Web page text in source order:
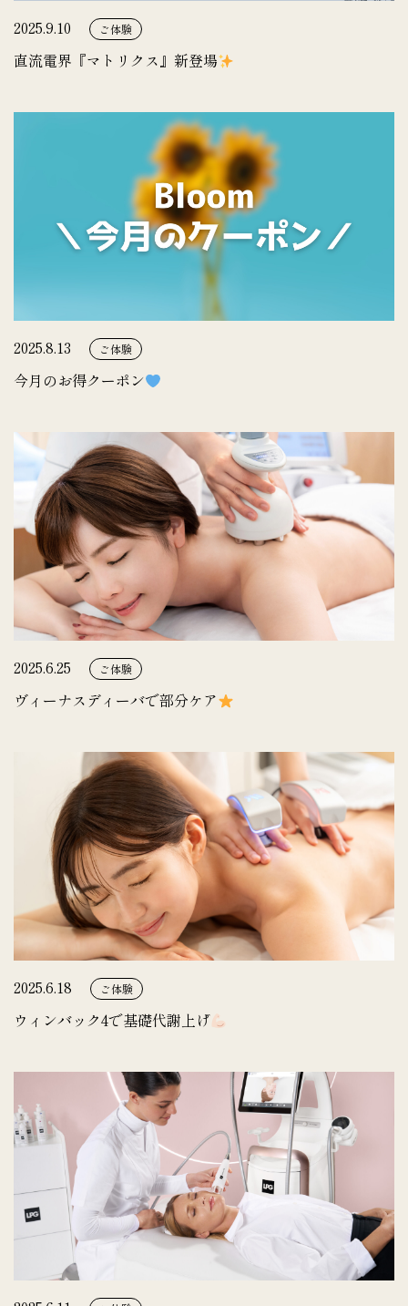
2025.9.10 ご体験
直流電界『マトリクス』新登場
2025.8.13 ご体験
今月のお得クーポン
2025.6.25 ご体験
ヴィーナスディーバで部分ケア
2025.6.18 ご体験
ウィンバック4で基礎代謝上げ